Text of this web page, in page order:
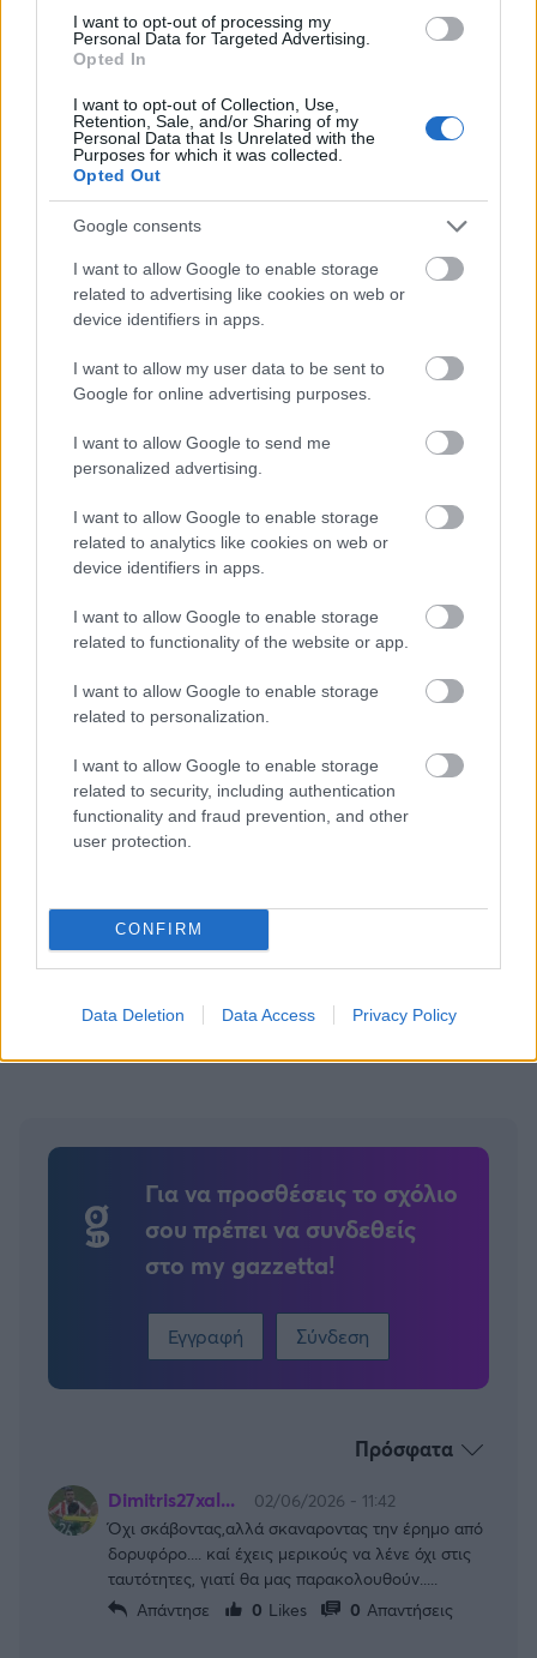
I want to opt-out of processing my
Personal Data for Targeted Advertising.
Opted In
I want to opt-out of Collection, Use,
Retention, Sale, and/or Sharing of my
Personal Data that Is Unrelated with the
Purposes for which it was collected.
Opted Out
Google consents
I want to allow Google to enable storage
related to advertising like cookies on web or
device identifiers in apps.
I want to allow my user data to be sent to
Google for online advertising purposes.
I want to allow Google to send me
personalized advertising.
I want to allow Google to enable storage
related to analytics like cookies on web or
device identifiers in apps.
I want to allow Google to enable storage
related to functionality of the website or app.
I want to allow Google to enable storage
related to personalization.
I want to allow Google to enable storage
related to security, including authentication
functionality and fraud prevention, and other
user protection.
CONFIRM
Data Deletion Data Access Privacy Policy
Οι νομάδες είτε μετακινήθηκαν νότια, είτε
κατέφυγαν στον Νείλο, είτε απλώς
χιλιετίες, σήμερα απειλούνται άμεσα, καθώς η
άναρχη εξορυκτική δραστηριότητα στην περιοχή
καταστρέφει πολλά από αυτά τα μνημεία.
TI ΔΙΑΒΑΖΕΤΑΙ
Η Κίνα έστειλε στην Αυστραλία το μεγαλύτερο
μηχάνημα διάνοιξης σηράγγων: Γίγαντας 16
μέτρων που «λυγίζει στη μέση»
Διαλύθηκε η Νέα Αριστερά:
αποχώρησαν 150 στελέχη
Τα σπίτια Lego που εντυπωσίασαν τον κόσμο
το 1967 αντιμετωπίζουν σήμερα σοβαρά
προβλήματα φθοράς
Η Ισπανία ξηλώνει 3.000 παλιές ανεμογεννήτριες έως το
Θέουτα: Μετανάστης σκοτώθηκε στην προσπάθειά του
να περάσει από το Μαρόκο με αλεξίπτωτο πλαγιάς (vid)
Για να προσθέσεις το σχόλιο
σου πρέπει να συνδεθείς
στο my gazzetta!
Εγγραφή Σύνδεση
Πρόσφατα
Dimitris27xal...
02/06/2026 - 11:42
Όχι σκάβοντας,αλλά σκαναροντας την έρημο από
δορυφόρο.... καί έχεις μερικούς να λένε όχι στις
ταυτότητες, γιατί θα μας παρακολουθούν.....
Απάντησε
0 Likes 0 Απαντήσεις